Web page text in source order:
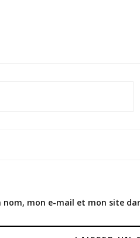
nom, mon e-mail et mon site